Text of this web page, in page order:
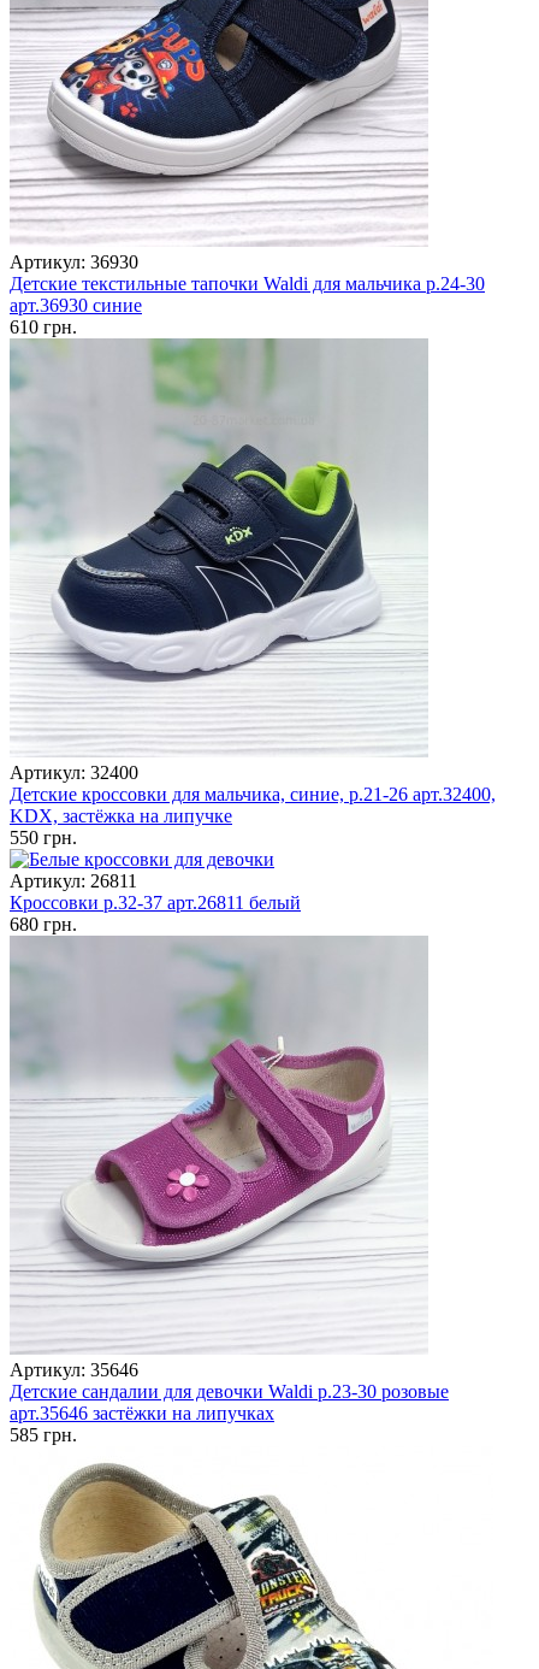
Артикул: 36930
Детские текстильные тапочки Waldi для мальчика р.24-30
арт.36930 синие
610 грн.
Артикул: 32400
Детские кроссовки для мальчика, синие, р.21-26 арт.32400,
KDX, застёжка на липучке
550 грн.
Артикул: 26811
Кроссовки р.32-37 арт.26811 белый
680 грн.
Артикул: 35646
Детские сандалии для девочки Waldi р.23-30 розовые
арт.35646 застёжки на липучках
585 грн.